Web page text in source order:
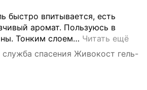
быстро впитывается, есть
аромат. Пользуюсь в
Тонким слоем… Читать ещё
спасения Живокост гель-